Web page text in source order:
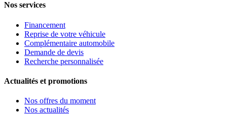
Nos services
Financement
Reprise de votre véhicule
Complémentaire automobile
Demande de devis
Recherche personnalisée
Actualités et promotions
Nos offres du moment
Nos actualités